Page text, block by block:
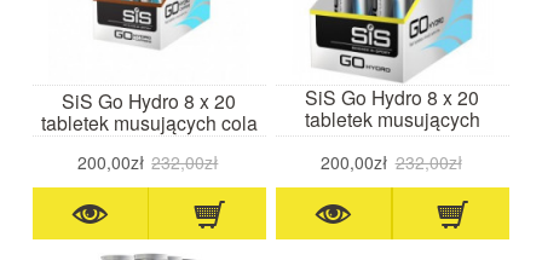
SiS Go Hydro 8 x 20
tabletek musujących cola
200,00zł 232,00zł
SiS Go Hydro 8 x 20
tabletek musujących
cytryna
200,00zł 232,00zł